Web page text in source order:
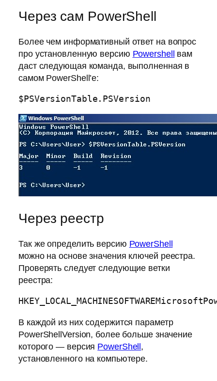
Через сам PowerShell
Более чем информативный ответ на вопрос
про установленную версию Powershell вам
даст следующая команда, выполненная в
самом PowerShell’e:
$PSVersionTable.PSVersion
Через реестр
Так же определить версию PowerShell
можно на основе значения ключей реестра.
Проверять следует следующие ветки
реестра:
В каждой из них содержится параметр
PowerShellVersion, более больше значение
которого — версия PowerShell,
установленного на компьютере.